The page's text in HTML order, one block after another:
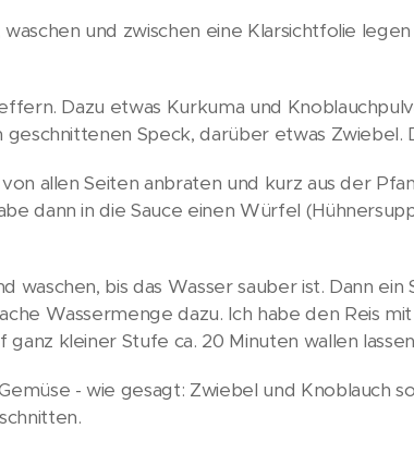
waschen und zwischen eine Klarsichtfolie
Dazu etwas Kurkuma und
Speck, darüber etwas
allen Seiten anbraten und kurz aus der
dann in die Sauce einen Würfel
waschen, bis das Wasser sauber ist. Dann
Wassermenge dazu. Ich habe den Reis
kleiner Stufe ca. 20 Minuten wallen
- wie gesagt: Zwiebel und Knoblauch